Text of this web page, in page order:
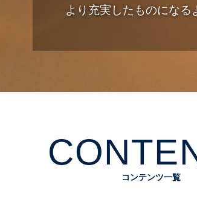
より充実したものにな
コンテンツ一覧